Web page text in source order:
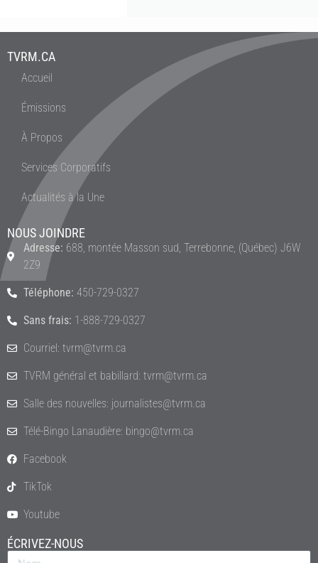
TVRM.CA
Accueil
Émissions
À Propos
Services Corporatifs
Actualités à la Une
NOUS JOINDRE
Adresse: 688, montée Masson sud, Terrebonne, (Québec) J6W
2Z9
Téléphone: 450-729-0327
Sans frais: 1-888-729-0327
Courriel: tvrm@tvrm.ca
TVRM général et babillard: tvrm@tvrm.ca
Salle des nouvelles: journalistes@tvrm.ca
Télé-Bingo Lanaudière: bingo@tvrm.ca
Facebook
TikTok
Youtube
ÉCRIVEZ-NOUS